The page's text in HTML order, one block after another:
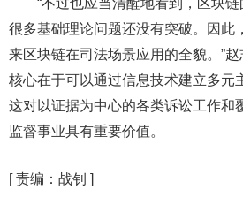
“不过也应当清醒地看到，区块链
很多基础理论问题还没有突破。因此
来区块链在司法场景应用的全貌。”
核心在于可以通过信息技术建立多元
这对以证据为中心的各类诉讼工作和
监督事业具有重要价值。
[责编：战钊 ]